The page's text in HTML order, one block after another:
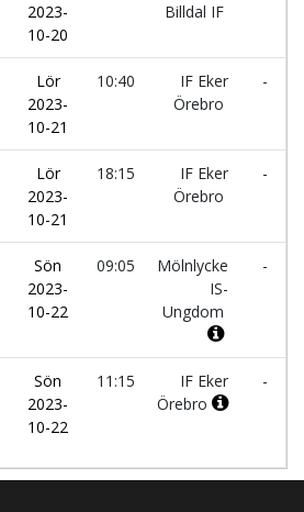
2023-
10-20
Billdal IF
Lör
2023-
10-21
10:40
IF Eker
Örebro
-
Lör
2023-
10-21
18:15
IF Eker
Örebro
-
Sön
2023-
10-22
09:05
Mölnlycke
IS-
Ungdom
-
Sön
2023-
10-22
11:15
IF Eker
Örebro
-